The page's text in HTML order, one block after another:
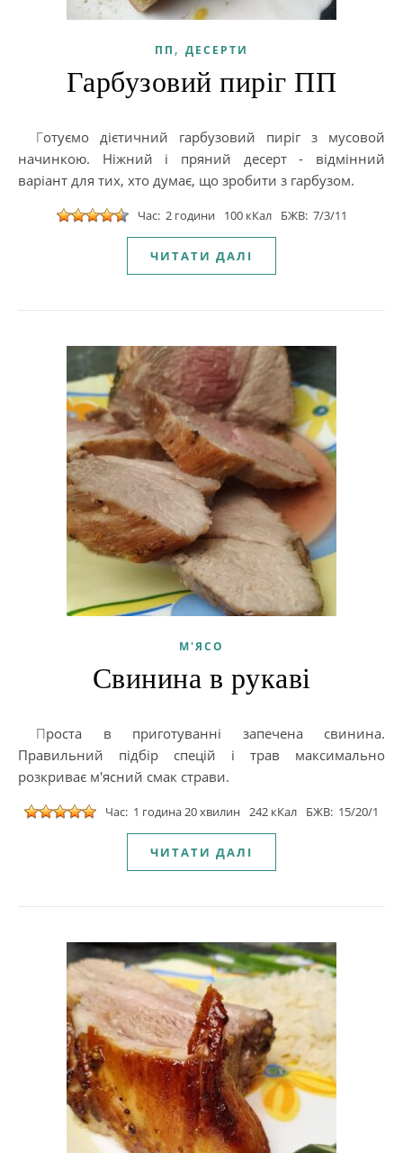
ПП , ДЕСЕРТИ
Гарбузовий пиріг ПП
Готуємо дієтичний гарбузовий пиріг з мусовой
начинкою. Ніжний і пряний десерт - відмінний
варіант для тих, хто думає, що зробити з гарбузом.
Час: 2 години 100 кКал БЖВ: 7/3/11
ЧИТАТИ ДАЛІ
М'ЯСО
Свинина в рукаві
Проста в приготуванні запечена свинина.
Правильний підбір спецій і трав максимально
розкриває м'ясний смак страви.
Час: 1 година 20 хвилин 242 кКал БЖВ: 15/20/1
ЧИТАТИ ДАЛІ